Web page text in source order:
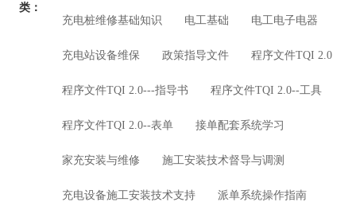
类：
充电桩维修基础知识 电工基础 电工电子电器
充电站设备维保 政策指导文件 程序文件TQI 2.0
程序文件TQI 2.0---指导书 程序文件TQI 2.0--工具
程序文件TQI 2.0--表单 接单配套系统学习
家充安装与维修 施工安装技术督导与调测
充电设备施工安装技术支持 派单系统操作指南